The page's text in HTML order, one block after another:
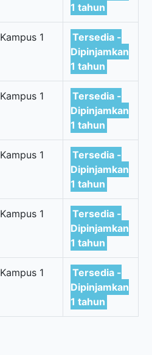
1 tahun
Kampus 1
Tersedia -
Dipinjamkan
1 tahun
Kampus 1
Tersedia -
Dipinjamkan
1 tahun
Kampus 1
Tersedia -
Dipinjamkan
1 tahun
Kampus 1
Tersedia -
Dipinjamkan
1 tahun
Kampus 1
Tersedia -
Dipinjamkan
1 tahun